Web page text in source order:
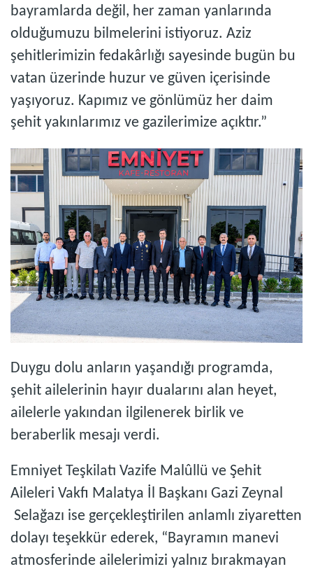
bayramlarda değil, her zaman yanlarında
olduğumuzu bilmelerini istiyoruz. Aziz
şehitlerimizin fedakârlığı sayesinde bugün bu
vatan üzerinde huzur ve güven içerisinde
yaşıyoruz. Kapımız ve gönlümüz her daim
şehit yakınlarımız ve gazilerimize açıktır.”
Duygu dolu anların yaşandığı programda,
şehit ailelerinin hayır dualarını alan heyet,
ailelerle yakından ilgilenerek birlik ve
beraberlik mesajı verdi.
Emniyet Teşkilatı Vazife Malûllü ve Şehit
Aileleri Vakfı Malatya İl Başkanı Gazi Zeynal
Selağazı ise gerçekleştirilen anlamlı ziyaretten
dolayı teşekkür ederek, “Bayramın manevi
atmosferinde ailelerimizi yalnız bırakmayan